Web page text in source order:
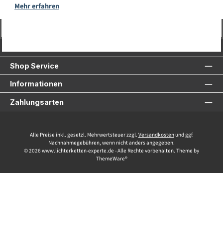
Mehr erfahren
Shop Service
Informationen
Zahlungsarten
Alle Preise inkl. gesetzl. Mehrwertsteuer zzgl. Versandkostenund ggf.
Nachnahmegebühren, wenn nicht anders angegeben.
© 2026 www.lichterketten-experte.de - Alle Rechte vorbehalten. Theme by
ThemeWare®